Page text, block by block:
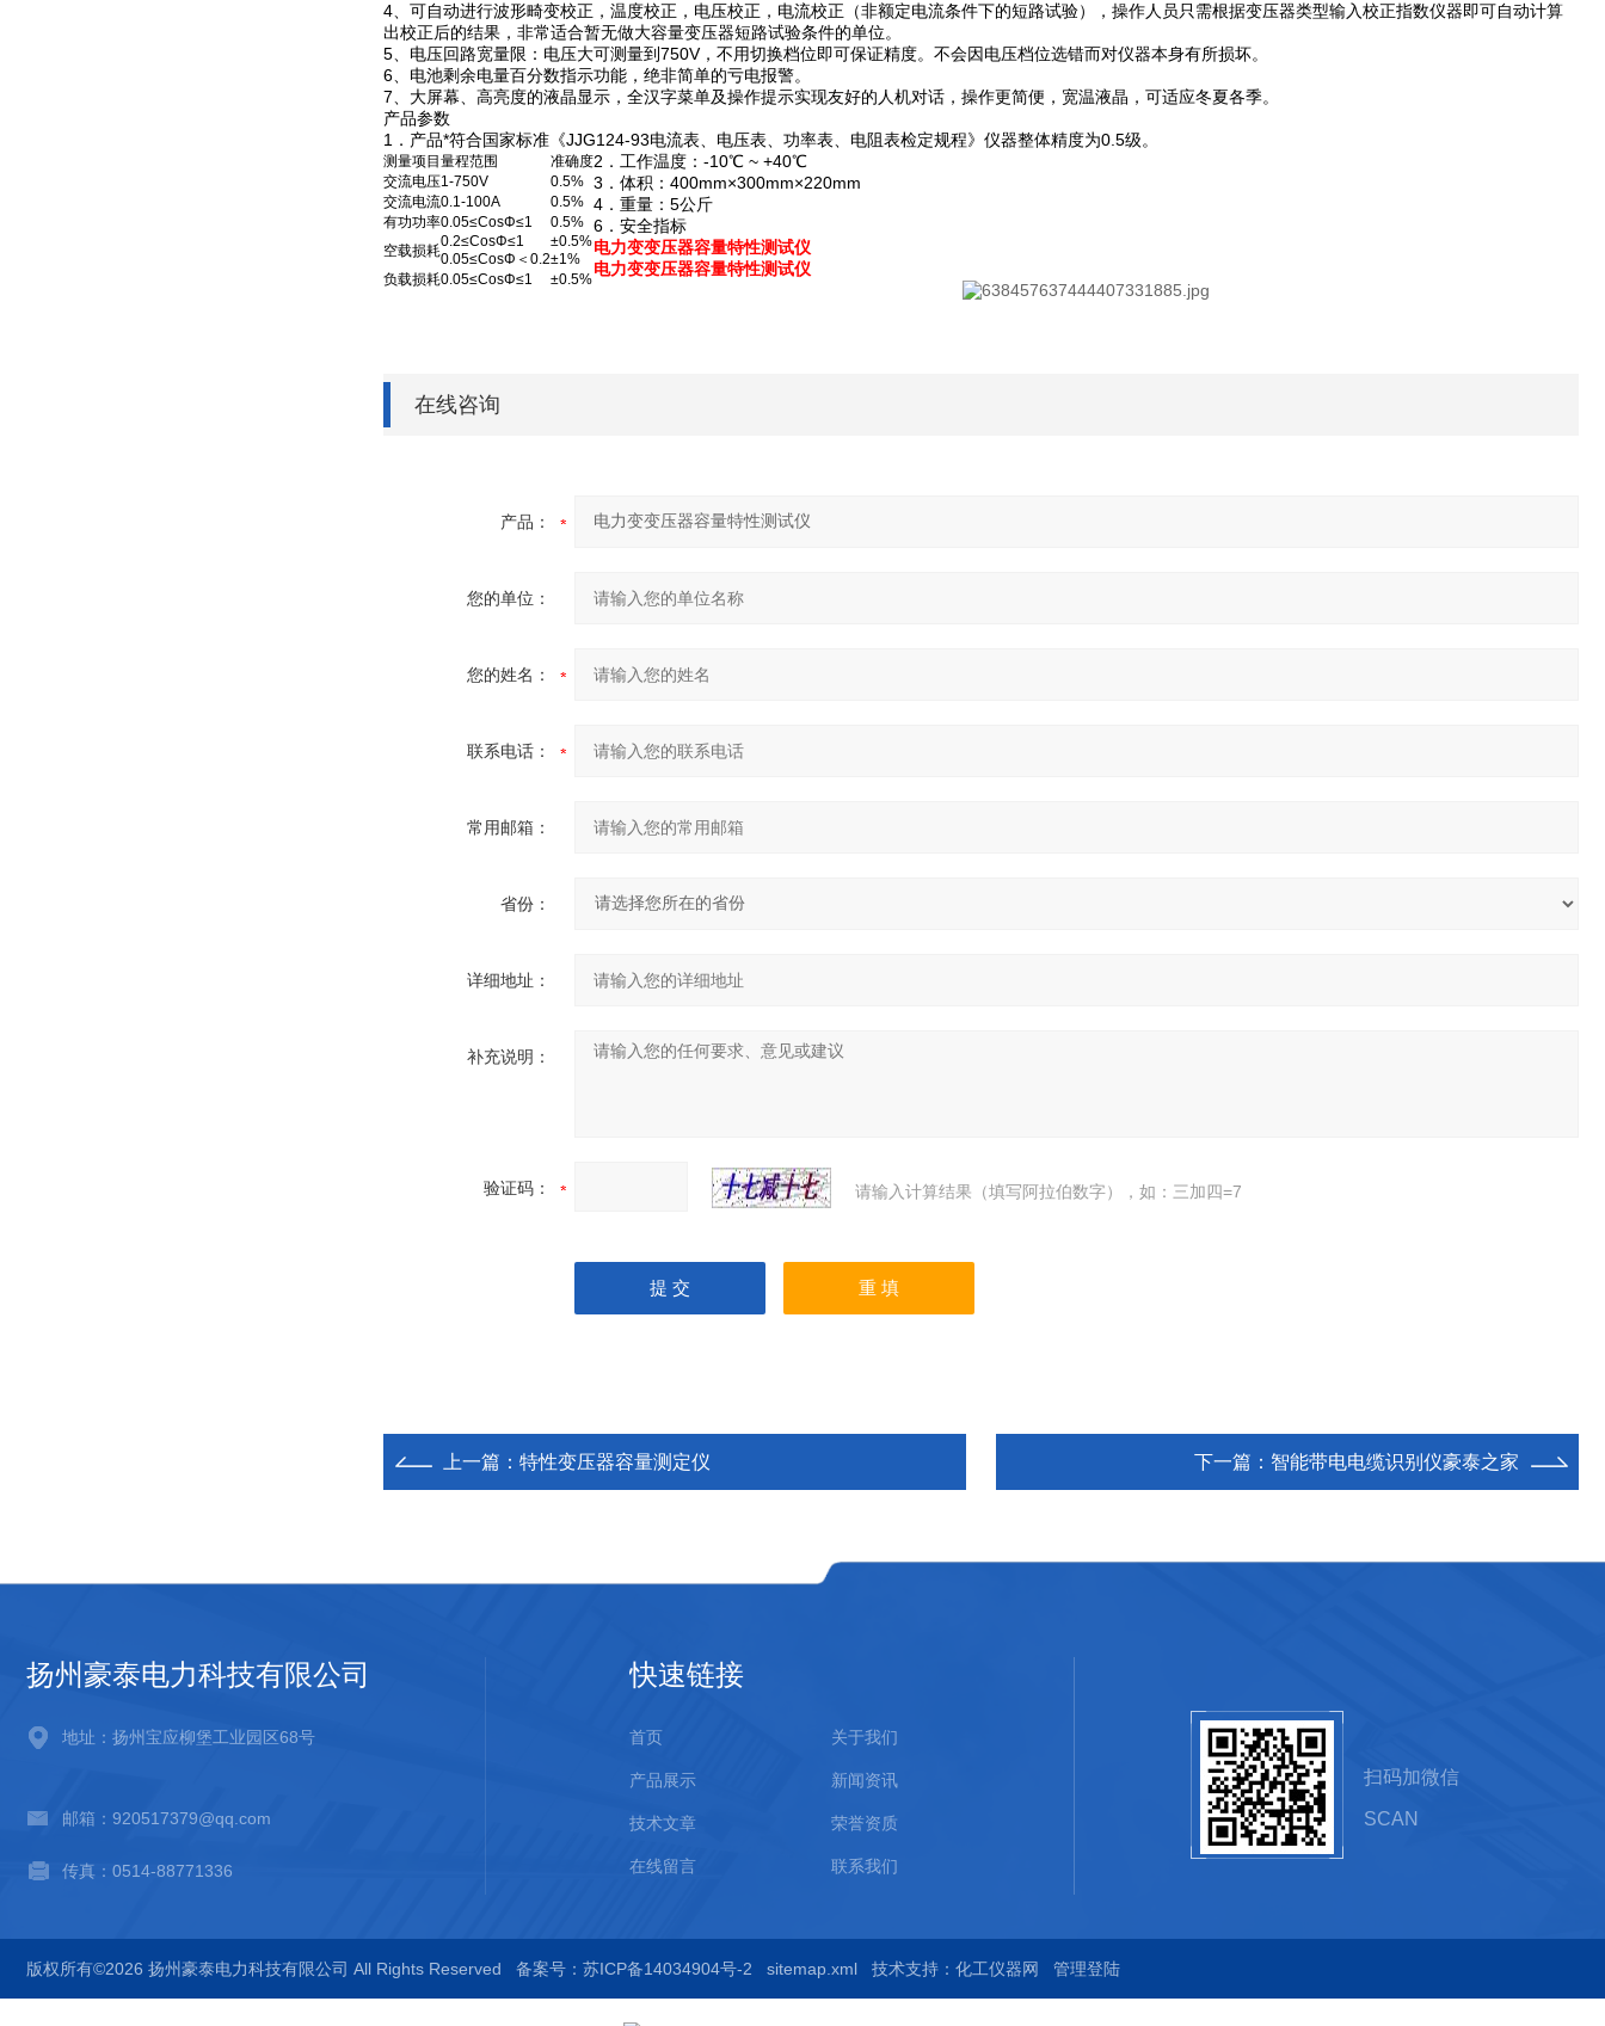
4、可自动进行波形畸变校正，温度校正，电压校正，电流校正（非额定电流条件下的短路试验），操作人员只需根据变压器类型输入校正指数仪器即可自动计算
出校正后的结果，非常适合暂无做大容量变压器短路试验条件的单位。
5、电压回路宽量限：电压大可测量到750V，不用切换档位即可保证精度。不会因电压档位选错而对仪器本身有所损坏。
6、电池剩余电量百分数指示功能，绝非简单的亏电报警。
7、大屏幕、高亮度的液晶显示，全汉字菜单及操作提示实现友好的人机对话，操作更简便，宽温液晶，可适应冬夏各季。
产品参数
1．产品*符合国家标准《JJG124-93电流表、电压表、功率表、电阻表检定规程》仪器整体精度为0.5级。
测量项目 量程范围
准确度
交流电压1-750V
0.5%
交流电流0.1-100A
0.5%
有功功率0.05≤CosΦ≤1
0.5%
空载损耗
0.2≤CosΦ≤1
±0.5%
0.05≤CosΦ＜0.2±1%
负载损耗0.05≤CosΦ≤1 ±0.5%
2．工作温度：-10℃ ~ +40℃
3．体积：400mm×300mm×220mm
4．重量：5公斤
6．安全指标
电力变变压器容量特性测试仪
电力变变压器容量特性测试仪
在线咨询
产品：
您的单位：
您的姓名：
联系电话：
常用邮箱：
省份：
详细地址：
补充说明：
验证码： 请输入计算结果（填写阿拉伯数字），如：三加四=7
上一篇： 特性变压器容量测定仪 下一篇： 智能带电电缆识别仪豪泰之家
扬州豪泰电力科技有限公司
地址：扬州宝应柳堡工业园区68号
邮箱：920517379@qq.com
传真：0514-88771336
快速链接
首页 关于我们
产品展示 新闻资讯
技术文章 荣誉资质
在线留言 联系我们
扫码加微信
SCAN
版权所有©2026 扬州豪泰电力科技有限公司 All Rights Reserved 备案号：苏ICP备14034904号-2 sitemap.xml 技术支持： 化工仪器网 管理登陆